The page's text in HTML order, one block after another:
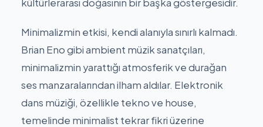
kültürlerarası doğasının bir başka göstergesidir.
Minimalizmin etkisi, kendi alanıyla sınırlı kalmadı.
Brian Eno gibi ambient müzik sanatçıları,
minimalizmin yarattığı atmosferik ve durağan
ses manzaralarından ilham aldılar. Elektronik
dans müziği, özellikle tekno ve house,
temelinde minimalist tekrar fikri üzerine